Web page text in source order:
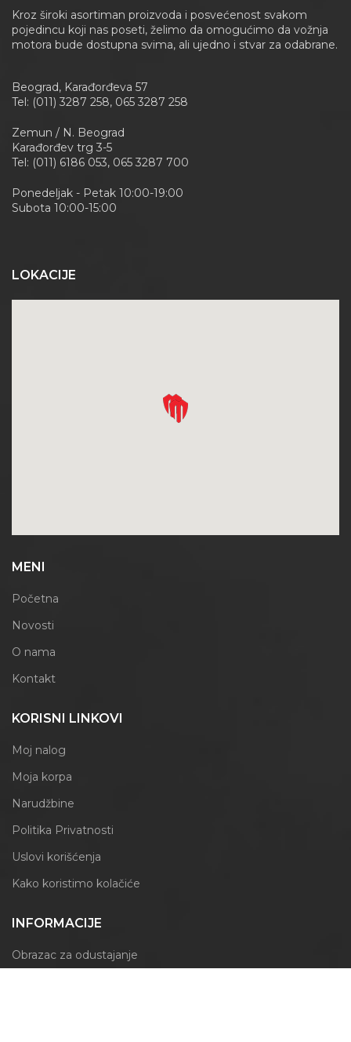
Kroz široki asortiman proizvoda i posvećenost svakom
pojedincu koji nas poseti, želimo da omogućimo da vožnja
motora bude dostupna svima, ali ujedno i stvar za odabrane.
Beograd, Karađorđeva 57
Tel: (011) 3287 258, 065 3287 258
Zemun / N. Beograd
Karađorđev trg 3-5
Tel: (011) 6186 053, 065 3287 700
Ponedeljak - Petak 10:00-19:00
Subota 10:00-15:00
LOKACIJE
MENI
Početna
Novosti
O nama
Kontakt
KORISNI LINKOVI
Moj nalog
Moja korpa
Narudžbine
Politika Privatnosti
Uslovi korišćenja
Kako koristimo kolačiće
INFORMACIJE
Obrazac za odustajanje